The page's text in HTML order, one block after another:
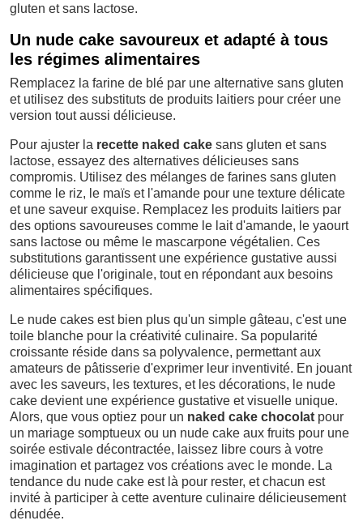
gluten et sans lactose.
Un nude cake savoureux et adapté à tous
les régimes alimentaires
Remplacez la farine de blé par une alternative sans gluten
et utilisez des substituts de produits laitiers pour créer une
version tout aussi délicieuse.
Pour ajuster la recette naked cake sans gluten et sans
lactose, essayez des alternatives délicieuses sans
compromis. Utilisez des mélanges de farines sans gluten
comme le riz, le maïs et l'amande pour une texture délicate
et une saveur exquise. Remplacez les produits laitiers par
des options savoureuses comme le lait d'amande, le yaourt
sans lactose ou même le mascarpone végétalien. Ces
substitutions garantissent une expérience gustative aussi
délicieuse que l'originale, tout en répondant aux besoins
alimentaires spécifiques.
Le nude cakes est bien plus qu'un simple gâteau, c'est une
toile blanche pour la créativité culinaire. Sa popularité
croissante réside dans sa polyvalence, permettant aux
amateurs de pâtisserie d'exprimer leur inventivité. En jouant
avec les saveurs, les textures, et les décorations, le nude
cake devient une expérience gustative et visuelle unique.
Alors, que vous optiez pour un naked cake chocolat pour
un mariage somptueux ou un nude cake aux fruits pour une
soirée estivale décontractée, laissez libre cours à votre
imagination et partagez vos créations avec le monde. La
tendance du nude cake est là pour rester, et chacun est
invité à participer à cette aventure culinaire délicieusement
dénudée.